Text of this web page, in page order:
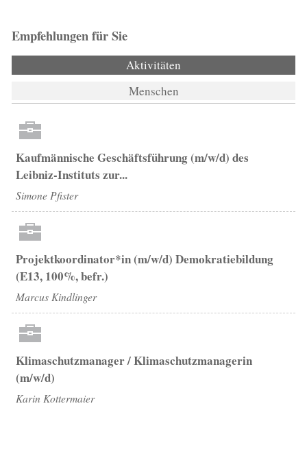
Empfehlungen für Sie
Aktivitäten
Menschen
Kaufmännische Geschäftsführung (m/w/d) des
Leibniz-Instituts zur...
Simone Pfister
Projektkoordinator*in (m/w/d) Demokratiebildung
(E13, 100%, befr.)
Marcus Kindlinger
Klimaschutzmanager / Klimaschutzmanagerin
(m/w/d)
Karin Kottermaier